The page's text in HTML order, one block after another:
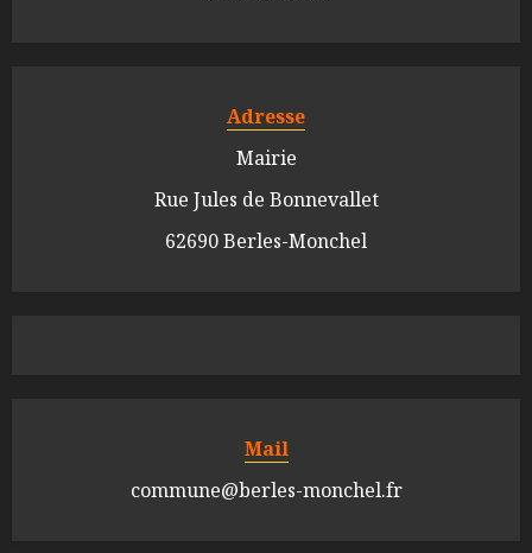
Adresse
Mairie
Rue Jules de Bonnevallet
62690 Berles-Monchel
Mail
commune@berles-monchel.fr